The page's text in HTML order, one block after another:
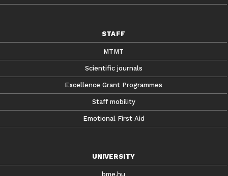
STAFF
MTMT
Scientific journals
Excellence Grant Programmes
Staff mobility
Emotional First Aid
UNIVERSITY
bme.hu